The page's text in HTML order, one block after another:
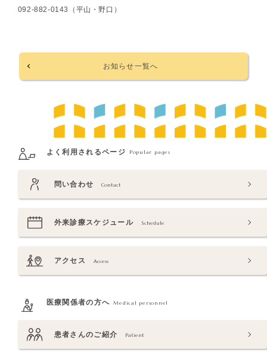
092-882-0143（平山・野口）
お知らせ一覧へ
よく利用されるページ Popular pages
問い合わせ Contact
外来診療スケジュール Schedule
アクセス Access
医療関係者の方へ Medical personnel
患者さんのご紹介 Patient